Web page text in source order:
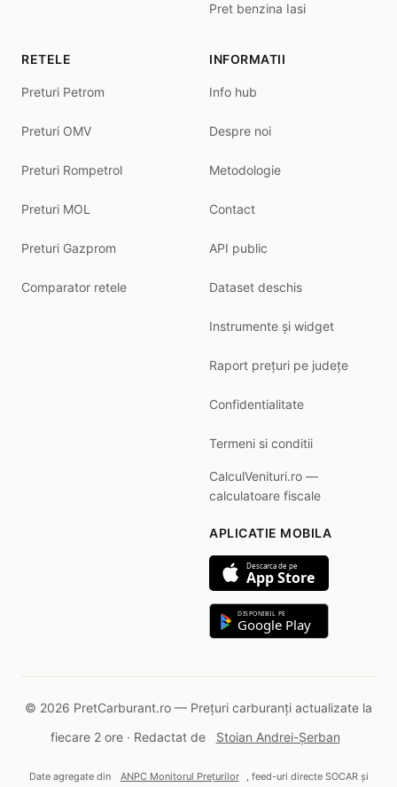
Pret benzina Iasi
RETELE
Preturi Petrom
Preturi OMV
Preturi Rompetrol
Preturi MOL
Preturi Gazprom
Comparator retele
INFORMATII
Info hub
Despre noi
Metodologie
Contact
API public
Dataset deschis
Instrumente și widget
Raport prețuri pe județe
Confidentialitate
Termeni si conditii
CalculVenituri.ro —
calculatoare fiscale
APLICATIE MOBILA
Descarca de pe
App Store
DISPONIBIL PE
Google Play
© 2026 PretCarburant.ro — Prețuri carburanți actualizate la
fiecare 2 ore · Redactat de
Stoian Andrei-Șerban
Date agregate din ANPC Monitorul Prețurilor , feed-uri directe SOCAR și